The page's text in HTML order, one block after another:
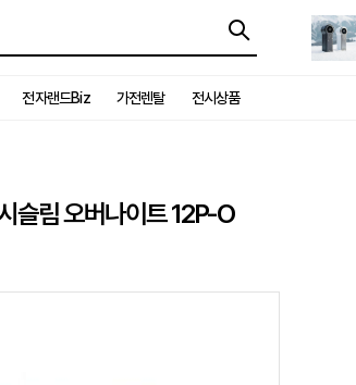
전자랜드Biz 가전렌탈 전시상품
슬림 오버나이트 12P-O